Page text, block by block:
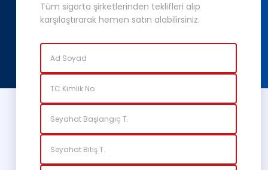
Tüm sigorta şirketlerinden teklifleri alıp
karşılaştırarak hemen satın alabilirsiniz.